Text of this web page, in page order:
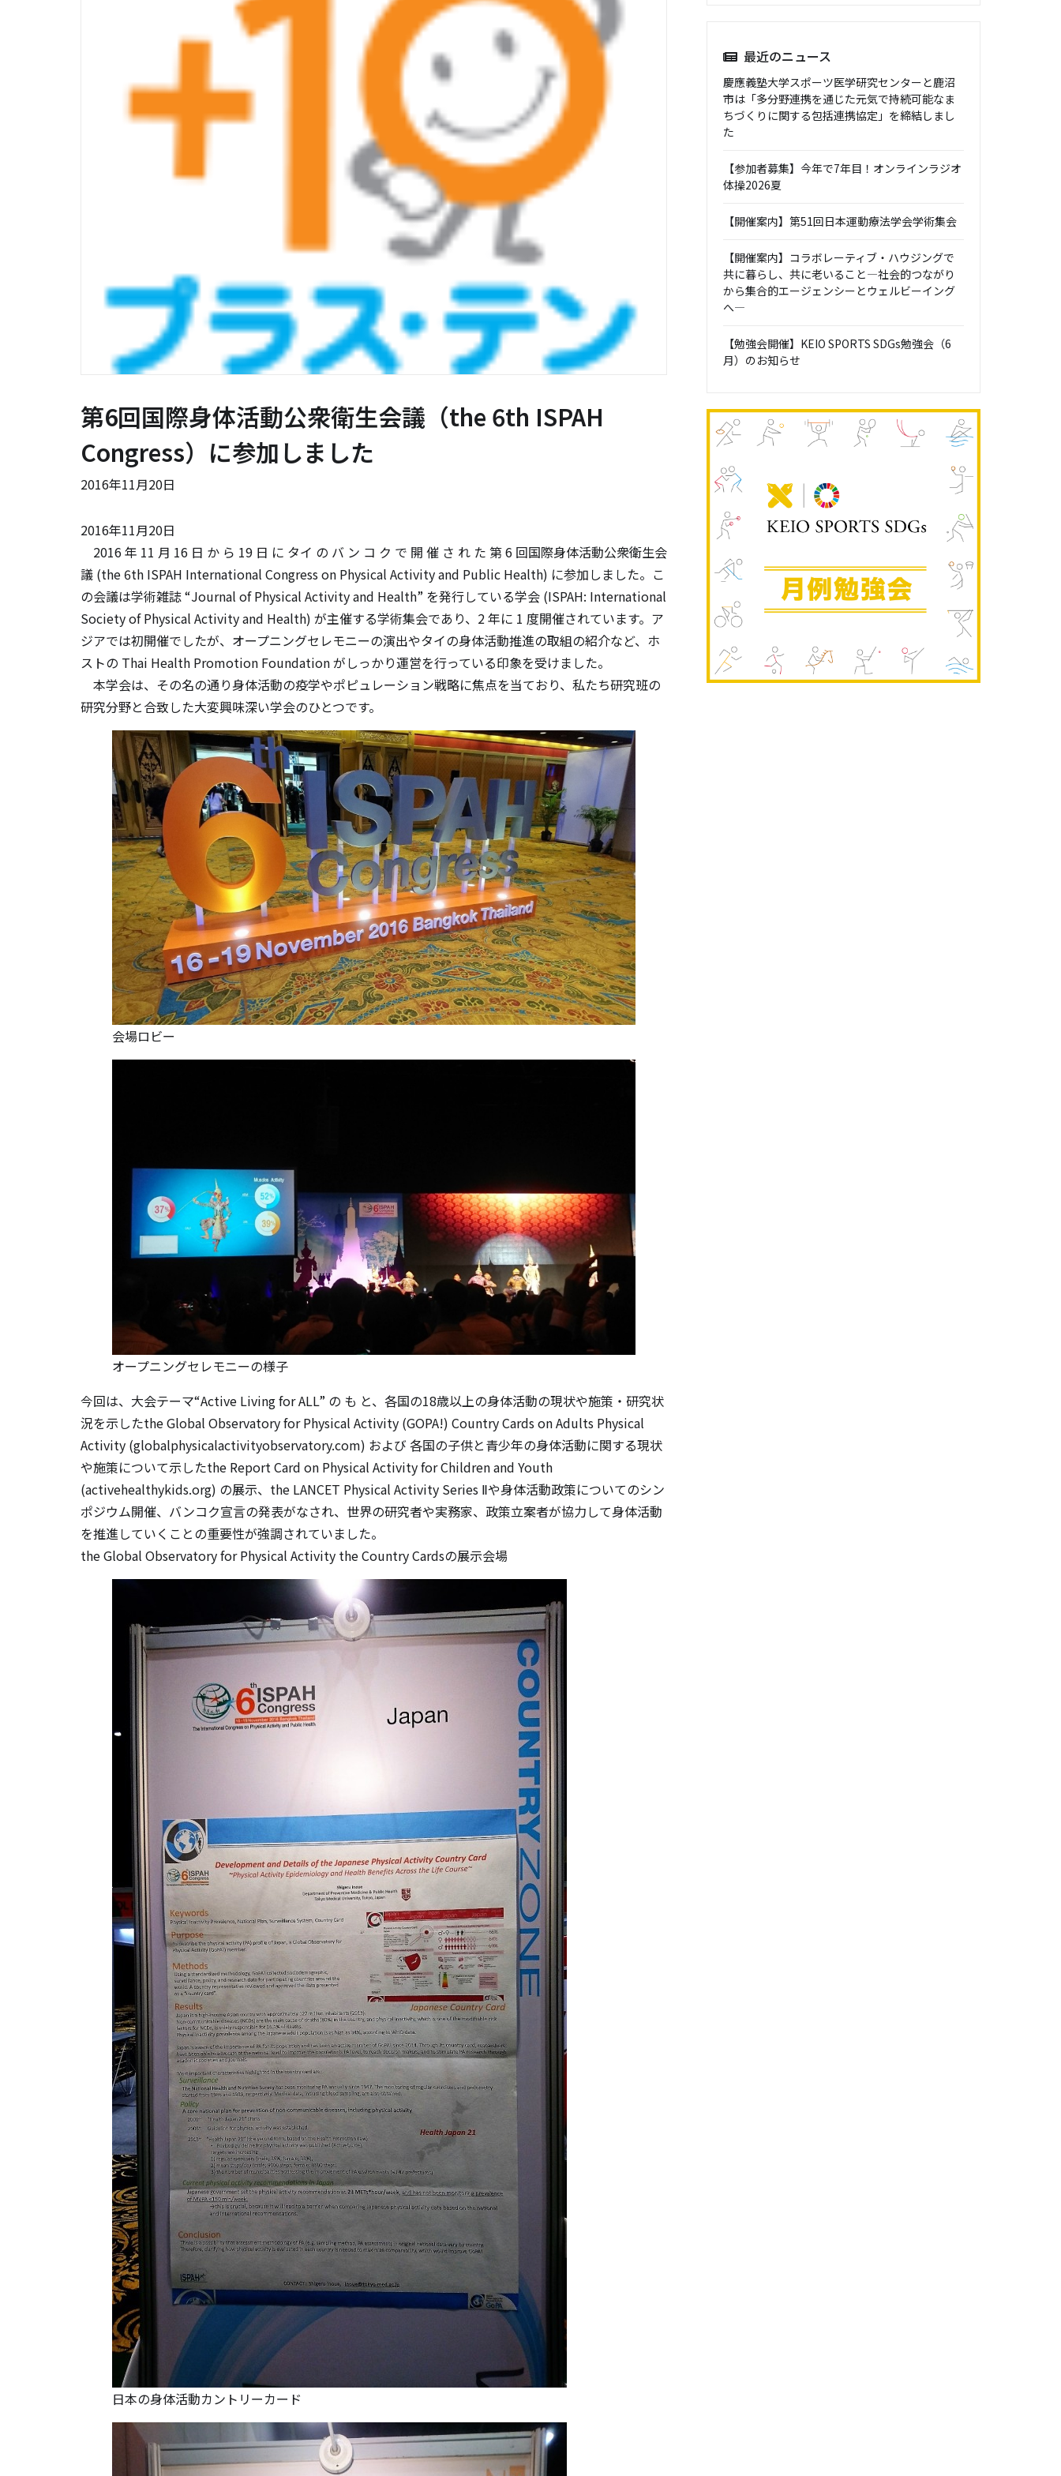
第6回国際身体活動公衆衛生会議（the 6th ISPAH
Congress）に参加しました
2016年11月20日
2016年11月20日
2016 年 11 月 16 日 か ら 19 日 に タイ の バ ン コ ク で 開 催 さ れ た 第 6 回国際身体活動公衆衛生会
議 (the 6th ISPAH International Congress on Physical Activity and Public Health) に参加しました。こ
の会議は学術雑誌 “Journal of Physical Activity and Health” を発行している学会 (ISPAH: International
Society of Physical Activity and Health) が主催する学術集会であり、2 年に 1 度開催されています。ア
ジアでは初開催でしたが、オープニングセレモニーの演出やタイの身体活動推進の取組の紹介など、ホ
ストの Thai Health Promotion Foundation がしっかり運営を行っている印象を受けました。
本学会は、その名の通り身体活動の疫学やポピュレーション戦略に焦点を当ており、私たち研究班の
研究分野と合致した大変興味深い学会のひとつです。
会場ロビー
オープニングセレモニーの様子
今回は、大会テーマ“Active Living for ALL” の も と、各国の18歳以上の身体活動の現状や施策・研究状
況を示したthe Global Observatory for Physical Activity (GOPA!) Country Cards on Adults Physical
Activity (globalphysicalactivityobservatory.com) および 各国の子供と青少年の身体活動に関する現状
や施策について示したthe Report Card on Physical Activity for Children and Youth
(activehealthykids.org) の展示、the LANCET Physical Activity Series Ⅱや身体活動政策についてのシン
ポジウム開催、バンコク宣言の発表がなされ、世界の研究者や実務家、政策立案者が協力して身体活動
を推進していくことの重要性が強調されていました。
the Global Observatory for Physical Activity the Country Cardsの展示会場
日本の身体活動カントリーカード
最近のニュース
慶應義塾大学スポーツ医学研究センターと鹿沼
市は「多分野連携を通じた元気で持続可能なま
ちづくりに関する包括連携協定」を締結しまし
た
【参加者募集】今年で7年目！オンラインラジオ
体操2026夏
【開催案内】第51回日本運動療法学会学術集会
【開催案内】コラボレーティブ・ハウジングで
共に暮らし、共に老いること―社会的つながり
から集合的エージェンシーとウェルビーイング
へ―
【勉強会開催】KEIO SPORTS SDGs勉強会（6
月）のお知らせ